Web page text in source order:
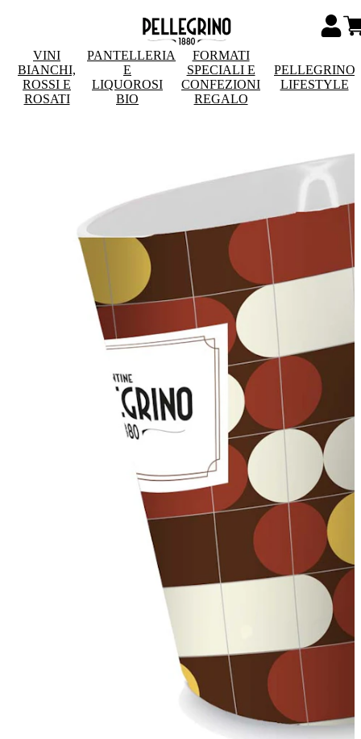
VINI
BIANCHI,
ROSSI E
ROSATI
PANTELLERIA
E
LIQUOROSI
BIO
FORMATI
SPECIALI E
CONFEZIONI
REGALO
PELLEGRINO
LIFESTYLE